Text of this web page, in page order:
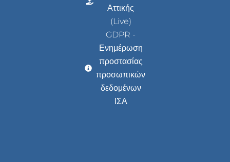
Αττικής
(Live)
GDPR -
Ενημέρωση
προστασίας
προσωπικών
δεδομένων
ΙΣΑ